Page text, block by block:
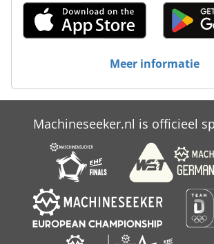
Meer informatie
Machineseeker.nl is officieel